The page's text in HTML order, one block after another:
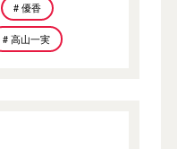
# 優香
# 高山一実